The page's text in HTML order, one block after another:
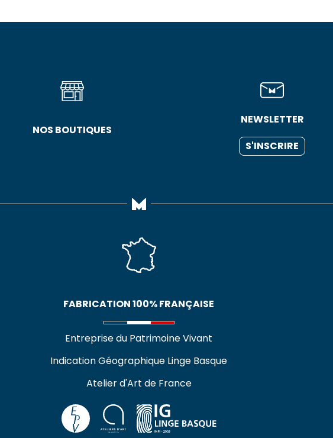
NOS BOUTIQUES
NEWSLETTER
S'INSCRIRE
FABRICATION 100% FRANÇAISE
Entreprise du Patrimoine Vivant
Indication Géographique Linge Basque
Atelier d'Art de France